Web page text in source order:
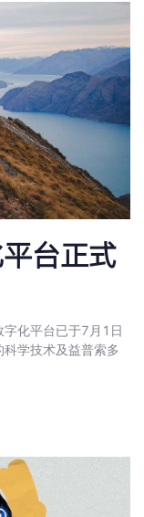
台正式
字化平台已于7月1日
学技术及益普索多